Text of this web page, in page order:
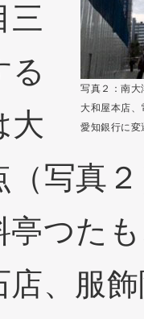
写真２：南大
大和屋本店
愛知銀行に変
三
る
大
（写真
亭つた
店、服